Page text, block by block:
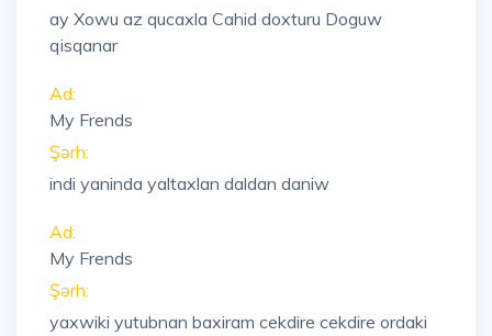
ay Xowu az qucaxla Cahid doxturu Doguw
qisqanar
Ad:
My Frends
Şərh:
indi yaninda yaltaxlan daldan daniw
Ad:
My Frends
Şərh:
yaxwiki yutubnan baxiram cekdire cekdire ordaki